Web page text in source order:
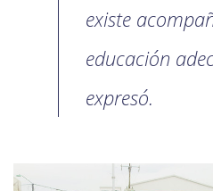
existe
educación
expresó.